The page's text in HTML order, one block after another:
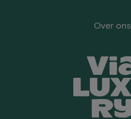
Over ons